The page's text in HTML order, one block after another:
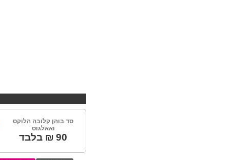
סד בוהן קלובה הלוקס
ואאלגוס
90 ₪ בלבד